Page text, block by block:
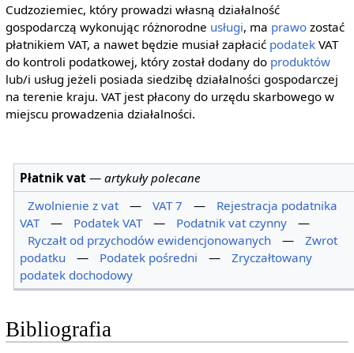
Cudzoziemiec, który prowadzi własną działalność
gospodarczą wykonując różnorodne usługi, ma prawozostać
płatnikiem VAT, a nawet będzie musiał zapłacić podatekVAT
do kontroli podatkowej, który został dodany do produktów
lub/i usług jeżeli posiada siedzibę działalności gospodarczej
na terenie kraju. VAT jest płacony do urzędu skarbowego w
miejscu prowadzenia działalności.
Płatnik vat —artykuły polecane
Zwolnienie z vat
— VAT 7 —
Rejestracja podatnika
VAT
— Podatek VAT — Podatnik vat czynny
—
Ryczałt od przychodów ewidencjonowanych
—
Zwrot
podatku
— Podatek pośredni —
Zryczałtowany
podatek dochodowy
Bibliografia